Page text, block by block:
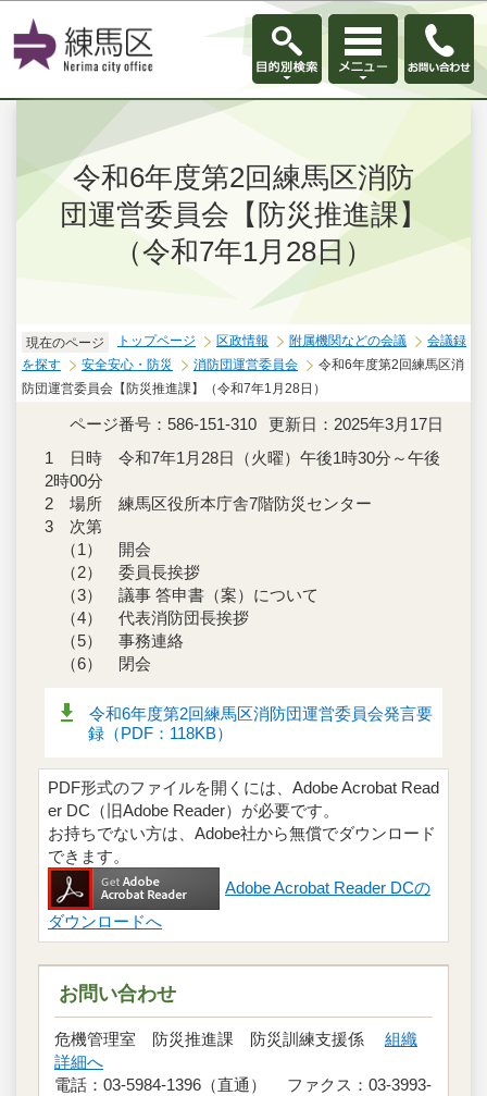
このページの本文へ移動
令和6年度第2回練馬区消防
団運営委員会【防災推進課】
（令和7年1月28日）
現在のページ トップページ 区政情報 附属機関などの会議
会議録
を探す
安全安心・防災 消防団運営委員会
令和6年度第2回練馬区消
防団運営委員会【防災推進課】（令和7年1月28日）
ページ番号：586-151-310
更新日：2025年3月17日
1 日時 令和7年1月28日（火曜）午後1時30分～午後
2時00分
2 場所 練馬区役所本庁舎7階防災センター
3 次第
（1） 開会
（2） 委員長挨拶
（3） 議事 答申書（案）について
（4） 代表消防団長挨拶
（5） 事務連絡
（6） 閉会
令和6年度第2回練馬区消防団運営委員会発言要
録（PDF：118KB）
PDF形式のファイルを開くには、Adobe Acrobat Read
er DC（旧Adobe Reader）が必要です。
お持ちでない方は、Adobe社から無償でダウンロード
できます。
Adobe Acrobat Reader DCの
ダウンロードへ
お問い合わせ
危機管理室 防災推進課 防災訓練支援係 組織
詳細へ
電話：03-5984-1396（直通） ファクス：03-3993-